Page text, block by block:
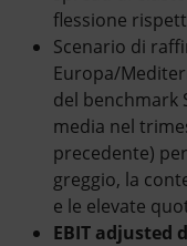
flessione
Scenario di
Europa/
del benchmark
media nel
precedente)
greggio, la
e le elevate
EBIT adjusted